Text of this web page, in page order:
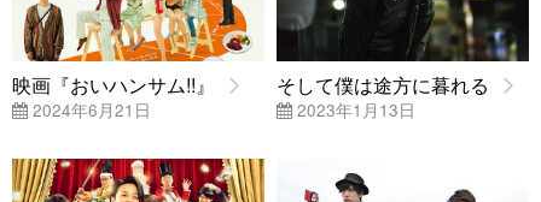
映画『おいハンサム!!』
2024年6月21日
そして僕は途方に暮れる
2023年1月13日